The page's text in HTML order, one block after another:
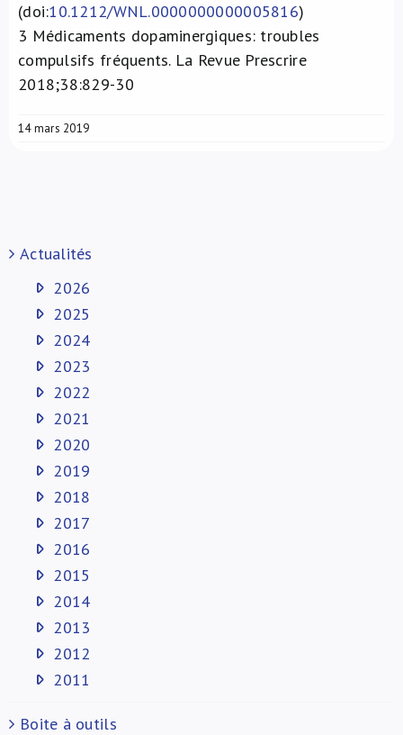
(doi:10.1212/WNL.0000000000005816)
3 Médicaments dopaminergiques: troubles
compulsifs fréquents. La Revue Prescrire
2018;38:829-30
14 mars 2019
Actualités
2026
2025
2024
2023
2022
2021
2020
2019
2018
2017
2016
2015
2014
2013
2012
2011
Boite à outils